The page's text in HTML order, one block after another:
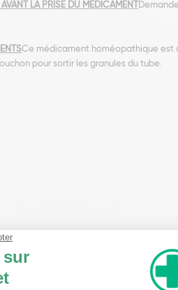
LA PRISE DU MEDICAMENT
Ce médicament homéopathique est
pour sortir les granules du tube.
SUBSTANCES